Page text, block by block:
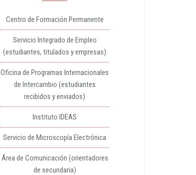
Centro de Formación Permanente
Servicio Integrado de Empleo
(estudiantes, titulados y empresas)
Oficina de Programas Internacionales
de Intercambio (estudiantes
recibidos y enviados)
Instituto IDEAS
Servicio de Microscopía Electrónica
Área de Comunicación (orientadores
de secundaria)